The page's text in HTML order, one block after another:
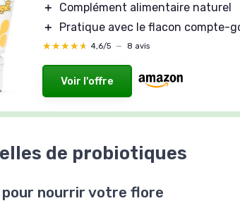
＋
Complément alimentaire naturel
＋
Pratique avec le flacon compte-
★★★★★
★★★★★ 4,6/5 — 8 avis
Voir l'offre
de probiotiques
nourrir votre flore